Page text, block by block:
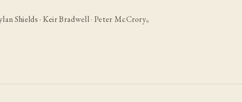
Shields · Keir Bradwell · Peter McCrory。